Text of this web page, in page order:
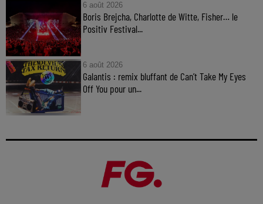
6 août 2026
Boris Brejcha, Charlotte de Witte, Fisher… le
Positiv Festival...
6 août 2026
Galantis : remix bluffant de Can’t Take My Eyes
Off You pour un...